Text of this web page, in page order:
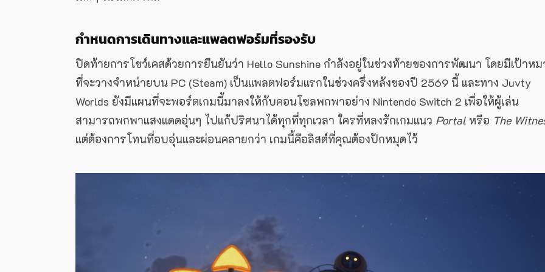
กำหนดการเดินทางและแพลตฟอร์มที่รองรับ
ปิดท้ายการโชว์เคสด้วยการยืนยันว่า Hello Sunshine กำลังอยู่ในช่วงท้ายของการพัฒนา โดยมีเป้าหม
ที่จะวางจำหน่ายบน PC (Steam) เป็นแพลตฟอร์มแรกในช่วงครึ่งหลังของปี 2569 นี้ และทาง Juvty
Worlds ยังมีแผนที่จะพอร์ตเกมนี้มาลงให้กับคอนโซลพกพาอย่าง Nintendo Switch 2 เพื่อให้ผู้เล่น
สามารถพกพาแสงแดดอุ่นๆ ไปแก้ปริศนาได้ทุกที่ทุกเวลา ใครที่หลงรักเกมแนว Portal หรือ The
แต่ต้องการโทนที่อบอุ่นและผ่อนคลายกว่า เกมนี้คือลิสต์ที่คุณต้องปักหมุดไว้